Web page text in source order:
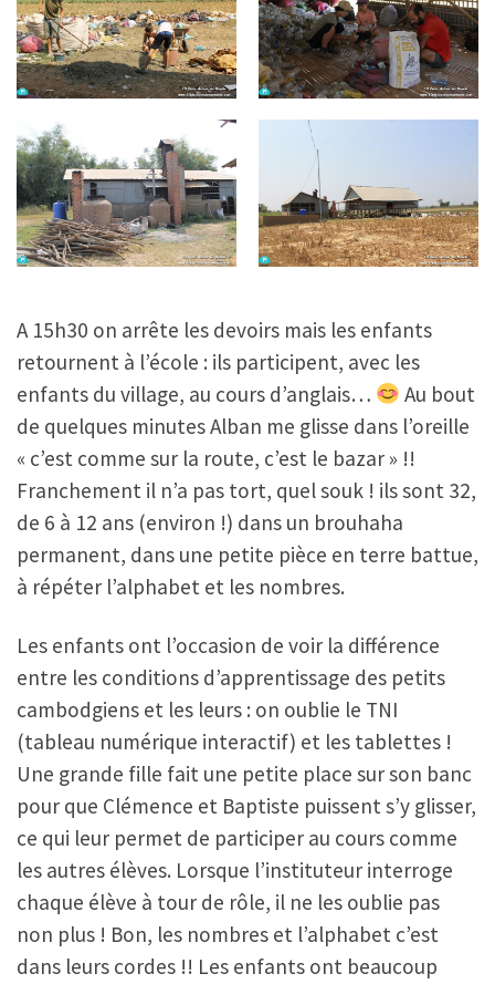
A 15h30 on arrête les devoirs mais les enfants
retournent à l’école : ils participent, avec les
enfants du village, au cours d’anglais…
Au bout
de quelques minutes Alban me glisse dans l’oreille
« c’est comme sur la route, c’est le bazar » !!
Franchement il n’a pas tort, quel souk ! ils sont 32,
de 6 à 12 ans (environ !) dans un brouhaha
permanent, dans une petite pièce en terre battue,
à répéter l’alphabet et les nombres.
Les enfants ont l’occasion de voir la différence
entre les conditions d’apprentissage des petits
cambodgiens et les leurs : on oublie le TNI
(tableau numérique interactif) et les tablettes !
Une grande fille fait une petite place sur son banc
pour que Clémence et Baptiste puissent s’y glisser,
ce qui leur permet de participer au cours comme
les autres élèves. Lorsque l’instituteur interroge
chaque élève à tour de rôle, il ne les oublie pas
non plus ! Bon, les nombres et l’alphabet c’est
dans leurs cordes !! Les enfants ont beaucoup